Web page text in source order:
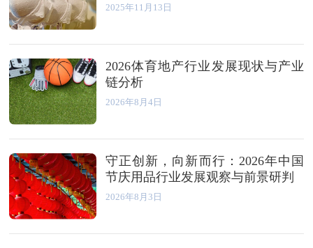
2025年11月13日
2026体育地产行业发展现状与产业
链分析
2026年8月4日
守正创新，向新而行：2026年中国
节庆用品行业发展观察与前景研判
2026年8月3日